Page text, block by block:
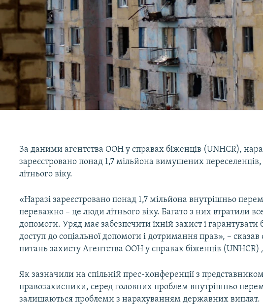
За даними агентства ООН у справах біженців (UNHCR),
зареєстровано понад 1,7 мільйона вимушених
літнього віку.
«Наразі зареєстровано понад 1,7 мільйона внутрішньо
переважно – це люди літнього віку. Багато з них втратили
допомоги. Уряд має забезпечити їхній захист і
доступ до соціальної допомоги і дотримання прав», –
питань захисту Агентства ООН у справах біженців (UNHCR)
Як зазначили на спільній прес-конференції з
правозахисники, серед головних проблем внутрішньо
залишаються проблеми з нарахуванням державних виплат.